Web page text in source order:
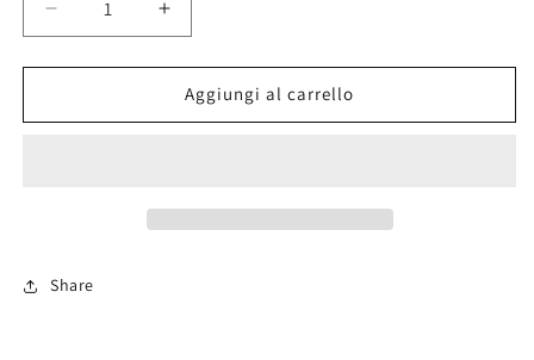
Diminuisci
quantità
per
Fine
Aumenta
quantità
per
Super
Fine
Aggiungi al carrello
Share